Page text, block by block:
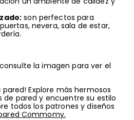
son perfectos para
nevera, sala de estar,
la imagen para ver el
Explore más hermosos
de pared y encuentre su estilo
todos los patrones y diseños
Commomy.